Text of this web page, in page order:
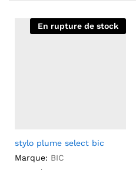
En rupture de stock
stylo plume select bic
Marque: BIC